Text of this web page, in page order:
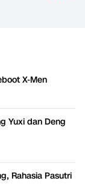
X-Men
Yuxi dan Deng
Rahasia Pasutri